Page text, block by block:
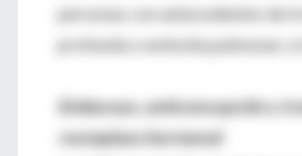
personas con antecedentes de
profunda o embolia pulmonar y
Embarazo, anticoncepción y
reemplazo hormonal